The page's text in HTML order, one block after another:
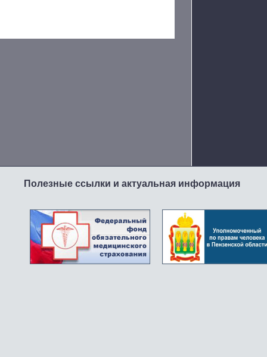
Полезные ссылки и актуальная информация